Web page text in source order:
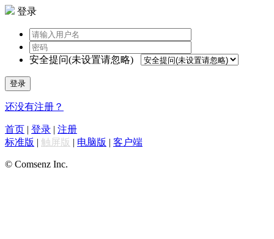
登录
安全提问(未设置请忽略)
登录
还没有注册？
首页 | 登录 | 注册
标准版 | 触屏版 | 电脑版 | 客户端
© Comsenz Inc.